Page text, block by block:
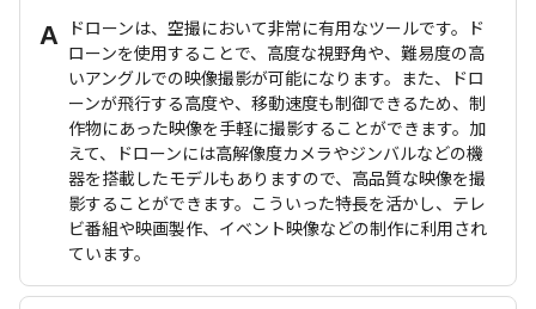
A
ドローンは、空撮において非常に有用なツールです。ド
ローンを使用することで、高度な視野角や、難易度の高
いアングルでの映像撮影が可能になります。また、ドロ
ーンが飛行する高度や、移動速度も制御できるため、制
作物にあった映像を手軽に撮影することができます。加
えて、ドローンには高解像度カメラやジンバルなどの機
器を搭載したモデルもありますので、高品質な映像を撮
影することができます。こういった特長を活かし、テレ
ビ番組や映画製作、イベント映像などの制作に利用され
ています。